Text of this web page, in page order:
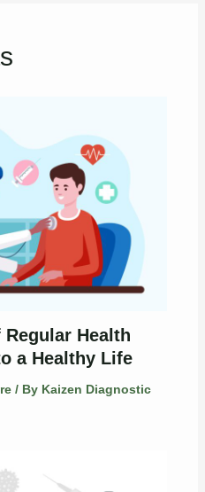
Health
a Healthy Life
/ By Kaizen Diagnostic